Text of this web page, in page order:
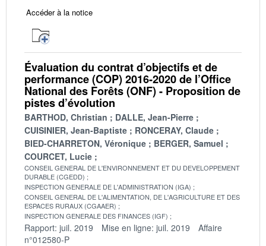
Accéder à la notice
Évaluation du contrat d’objectifs et de
performance (COP) 2016-2020 de l’Office
National des Forêts (ONF) - Proposition de
pistes d’évolution
BARTHOD, Christian
DALLE, Jean-Pierre
CUISINIER, Jean-Baptiste
RONCERAY, Claude
BIED-CHARRETON, Véronique
BERGER, Samuel
COURCET, Lucie
CONSEIL GENERAL DE L'ENVIRONNEMENT ET DU DEVELOPPEMENT
DURABLE (CGEDD)
INSPECTION GENERALE DE L'ADMINISTRATION (IGA)
CONSEIL GENERAL DE L'ALIMENTATION, DE L'AGRICULTURE ET DES
ESPACES RURAUX (CGAAER)
INSPECTION GENERALE DES FINANCES (IGF)
Rapport: juil. 2019 Mise en ligne: juil. 2019
Affaire
n°012580-P